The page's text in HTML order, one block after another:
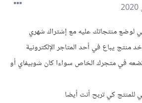
لوضع منتجاتك عليه مع إشتراك شهري
منتج يباع في أحد المتاجر الإلكترونية
في متجرك الخاص سواءا كان شوبيفاي أو
للمنتج كي تربح أنت أيضا